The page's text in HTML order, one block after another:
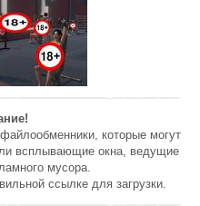
которые могут
всплывающие окна, ведущие
мусора.
ссылке для загрузки.